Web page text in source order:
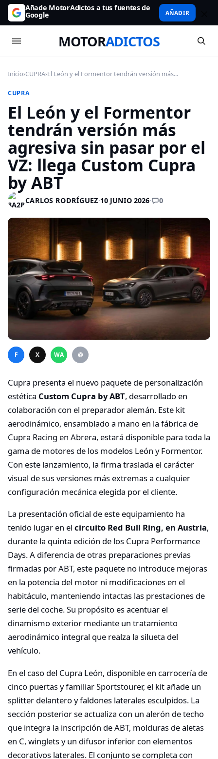
Añade MotorAdictos a tus fuentes de
Google AÑADIR
MOTORADICTOS
Inicio›CUPRA›El León y el Formentor tendrán versión más...
CUPRA
El León y el Formentor
tendrán versión más
agresiva sin pasar por el
VZ: llega Custom Cupra
by ABT
CARLOS RODRÍGUEZ·10 JUNIO 2026· 0
F X WA @
Cupra presenta el nuevo paquete de personalización
estética Custom Cupra by ABT, desarrollado en
colaboración con el preparador alemán. Este kit
aerodinámico, ensamblado a mano en la fábrica de
Cupra Racing en Abrera, estará disponible para toda la
gama de motores de los modelos León y Formentor.
Con este lanzamiento, la firma traslada el carácter
visual de sus versiones más extremas a cualquier
configuración mecánica elegida por el cliente.
La presentación oficial de este equipamiento ha
tenido lugar en el circuito Red Bull Ring, en Austria,
durante la quinta edición de los Cupra Performance
Days. A diferencia de otras preparaciones previas
firmadas por ABT, este paquete no introduce mejoras
en la potencia del motor ni modificaciones en el
habitáculo, manteniendo intactas las prestaciones de
serie del coche. Su propósito es acentuar el
dinamismo exterior mediante un tratamiento
aerodinámico integral que realza la silueta del
vehículo.
En el caso del Cupra León, disponible en carrocería de
cinco puertas y familiar Sportstourer, el kit añade un
splitter delantero y faldones laterales esculpidos. La
sección posterior se actualiza con un alerón de techo
que integra la inscripción de ABT, molduras de aletas
en C, winglets y un difusor inferior con elementos
decorativos laterales. El conjunto se completa con